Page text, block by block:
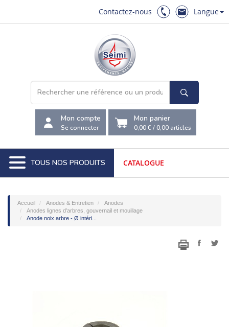
Contactez-nous Langue
Mon compte
Se connecter
Mon panier
0,00 €/0,00 articles
TOUS NOS PRODUITS CATALOGUE
Accueil Anodes & Entretien
Anodes
Anodes lignes d’arbres, gouvernail et mouillage
Anode noix arbre - Ø intéri...